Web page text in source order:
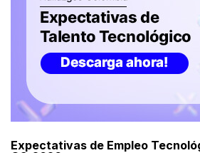
Expectativas de Empleo